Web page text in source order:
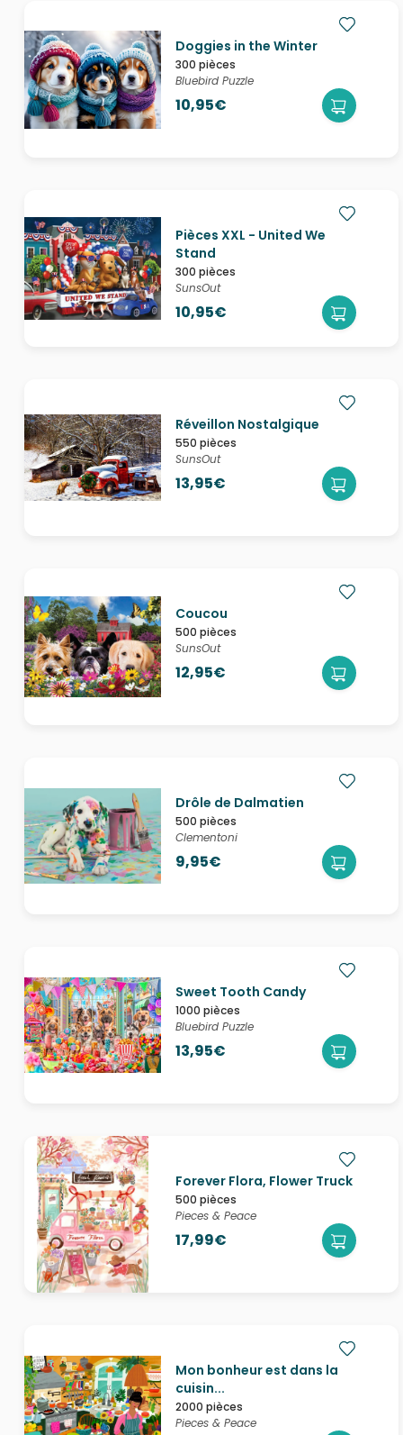
Doggies in the Winter
300 pièces
Bluebird Puzzle
10,95€
Pièces XXL - United We
Stand
300 pièces
SunsOut
10,95€
Réveillon Nostalgique
550 pièces
SunsOut
13,95€
Coucou
500 pièces
SunsOut
12,95€
Drôle de Dalmatien
500 pièces
Clementoni
9,95€
Sweet Tooth Candy
1000 pièces
Bluebird Puzzle
13,95€
Forever Flora, Flower Truck
500 pièces
Pieces & Peace
17,99€
Mon bonheur est dans la
cuisin...
2000 pièces
Pieces & Peace